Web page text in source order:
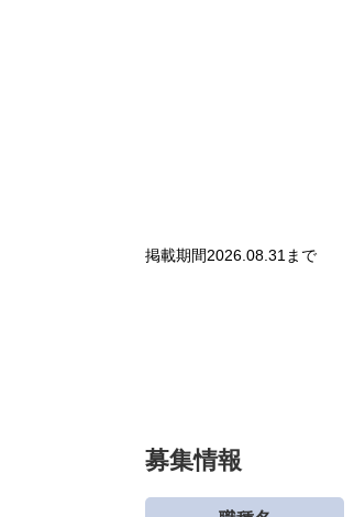
掲載期間2026.08.31 まで
募集情報